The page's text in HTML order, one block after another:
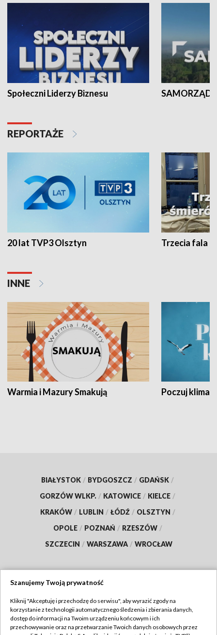
Społeczni Liderzy Biznesu SAMORZĄD
REPORTAŻE
20 lat TVP3 Olsztyn Trzecia fala -
INNE
Warmia i Mazury Smakują Poczuj klimat
BIAŁYSTOK / BYDGOSZCZ / GDAŃSK /
GORZÓW WLKP. / KATOWICE / KIELCE /
KRAKÓW / LUBLIN / ŁÓDŹ / OLSZTYN /
OPOLE / POZNAŃ / RZESZÓW /
SZCZECIN / WARSZAWA / WROCŁAW
TVP
Abonament TVP
Regulamin TVP
Szanujemy Twoją prywatność
Kliknij "Akceptuję i przechodzę do serwisu", aby wyrazić zgody na
korzystanie z technologii automatycznego śledzenia i zbierania danych,
dostęp do informacji na Twoim urządzeniu końcowym i ich
przechowywanie oraz na przetwarzanie Twoich danych osobowych przez